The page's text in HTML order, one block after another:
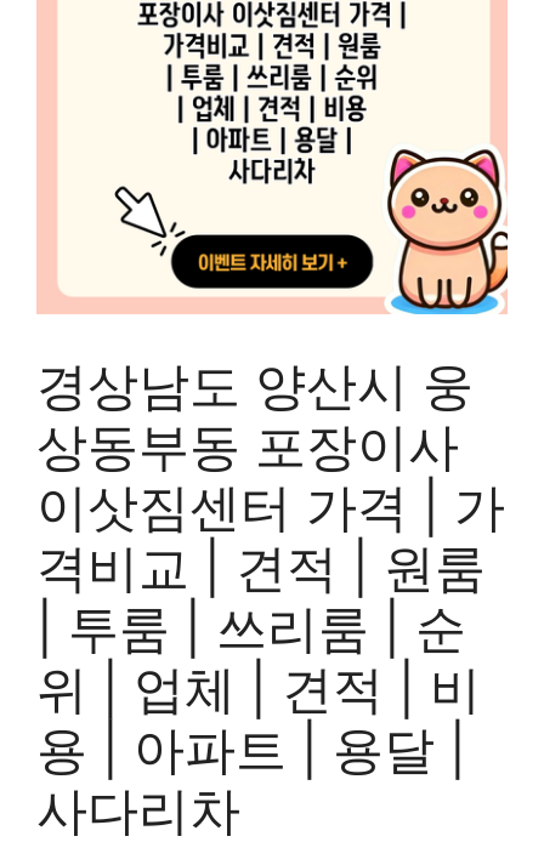
경상남도 양산시 웅
상동부동 포장이사
이삿짐센터 가격 | 가
격비교 | 견적 | 원룸
| 투룸 | 쓰리룸 | 순
위 | 업체 | 견적 | 비
용 | 아파트 | 용달 |
사다리차